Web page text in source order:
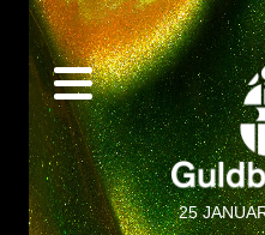
25